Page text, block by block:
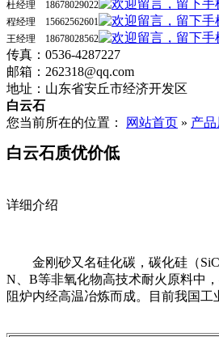
杜经理 18678029022
程经理 15662562601
王经理 18678028562
传真：0536-4287227
邮箱：262318@qq.com
地址：山东省安丘市经济开发区
白云石
您当前所在的位置：
网站首页 » 产
白云石质优价低
详细介绍
金刚砂又名硅化碳，碳化硅（SiC
N、B等非氧化物高技术耐火原料中
阻炉内经高温冶炼而成。目前我国工